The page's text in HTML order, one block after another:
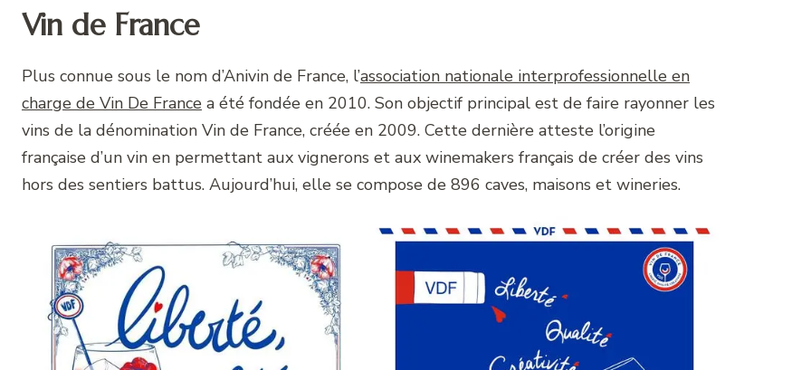
Vin de France
Plus connue sous le nom d’Anivin de France, l’association nationale interprofessionnelle en
charge de Vin De France a été fondée en 2010. Son objectif principal est de faire rayonner les
vins de la dénomination Vin de France, créée en 2009. Cette dernière atteste l’origine
française d’un vin en permettant aux vignerons et aux winemakers français de créer des vins
hors des sentiers battus. Aujourd’hui, elle se compose de 896 caves, maisons et wineries.